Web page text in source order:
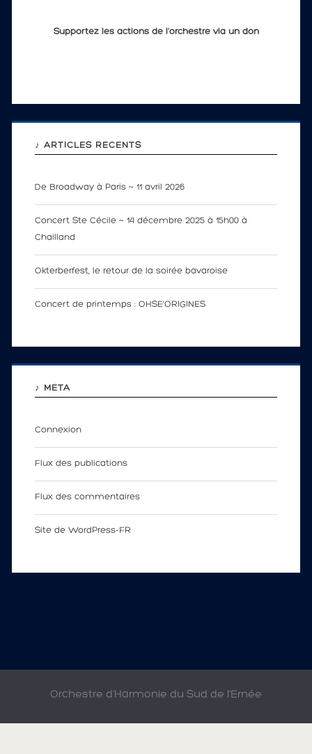
Supportez les actions de l'orchestre via un don
♪ ARTICLES RÉCENTS
De Broadway à Paris ~ 11 avril 2026
Concert Ste Cécile ~ 14 décembre 2025 à 15h00 à
Chailland
Okterberfest, le retour de la soirée bavaroise
Concert de printemps : OHSE’ORIGINES
♪ MÉTA
Connexion
Flux des publications
Flux des commentaires
Site de WordPress-FR
Orchestre d'Harmonie du Sud de l'Ernée